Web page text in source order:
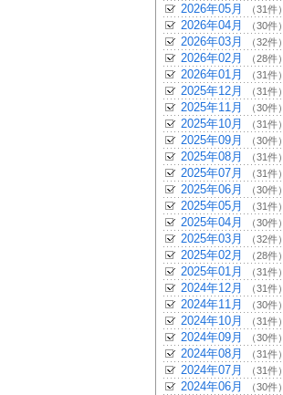
2026年05月 （31件）
2026年04月 （30件）
2026年03月 （32件）
2026年02月 （28件）
2026年01月 （31件）
2025年12月 （31件）
2025年11月 （30件）
2025年10月 （31件）
2025年09月 （30件）
2025年08月 （31件）
2025年07月 （31件）
2025年06月 （30件）
2025年05月 （31件）
2025年04月 （30件）
2025年03月 （32件）
2025年02月 （28件）
2025年01月 （31件）
2024年12月 （31件）
2024年11月 （30件）
2024年10月 （31件）
2024年09月 （30件）
2024年08月 （31件）
2024年07月 （31件）
2024年06月 （30件）